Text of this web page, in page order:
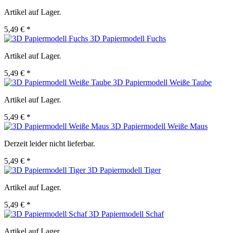
Artikel auf Lager.
5,49 € *
3D Papiermodell Fuchs
Artikel auf Lager.
5,49 € *
3D Papiermodell Weiße Taube
Artikel auf Lager.
5,49 € *
3D Papiermodell Weiße Maus
Derzeit leider nicht lieferbar.
5,49 € *
3D Papiermodell Tiger
Artikel auf Lager.
5,49 € *
3D Papiermodell Schaf